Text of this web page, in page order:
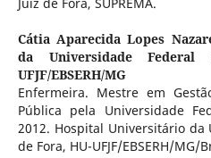
Cátia Aparecida Lopes
da Universidade
UFJF/EBSERH/MG
Enfermeira. Mestre em
Pública pela Universidade
2012. Hospital Universitário da
de Fora, HU-UFJF/EBSERH/MG/